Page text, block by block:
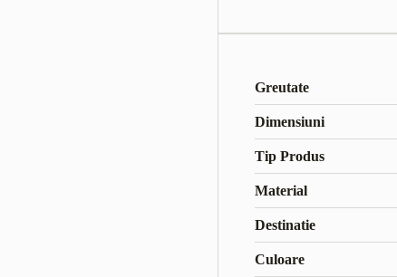
Greutate
Dimensiuni
Tip Produs
Material
Destinatie
Culoare